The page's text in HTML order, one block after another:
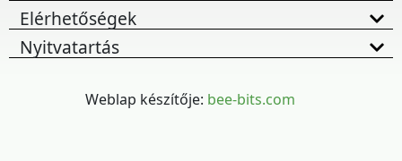
Elérhetőségek
Nyitvatartás
Weblap készítője: bee-bits.com